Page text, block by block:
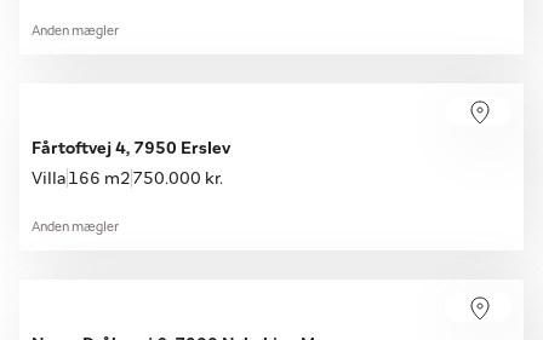
Anden mægler
Fårtoftvej 4, 7950 Erslev
Villa 166 m2 750.000 kr.
Anden mægler